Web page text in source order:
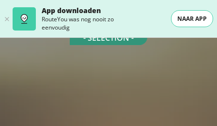
App downloaden
RouteYou was nog nooit zo
eenvoudig
NAAR APP
- SELECTION -